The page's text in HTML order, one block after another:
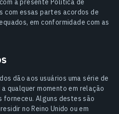
a presente Política de
com essas partes acordos de
em conformidade com as
dão aos usuários uma série de
qualquer momento em relação
forneceu. Alguns destes são
no Reino Unido ou em